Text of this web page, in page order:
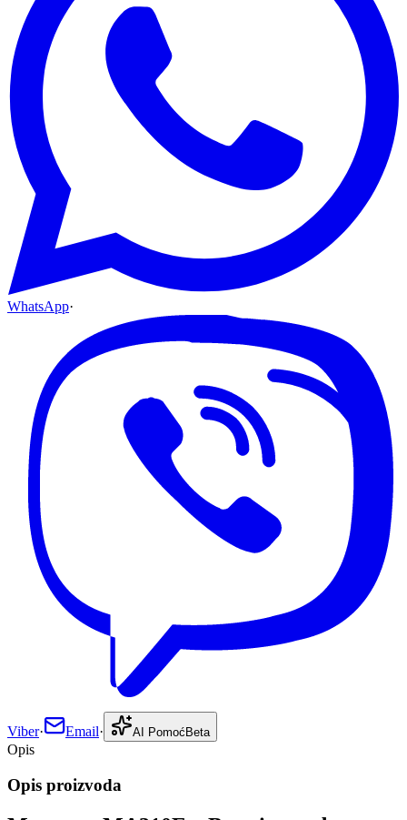
WhatsApp·
Viber· Email· AI Pomoć Beta
Opis
Opis proizvoda